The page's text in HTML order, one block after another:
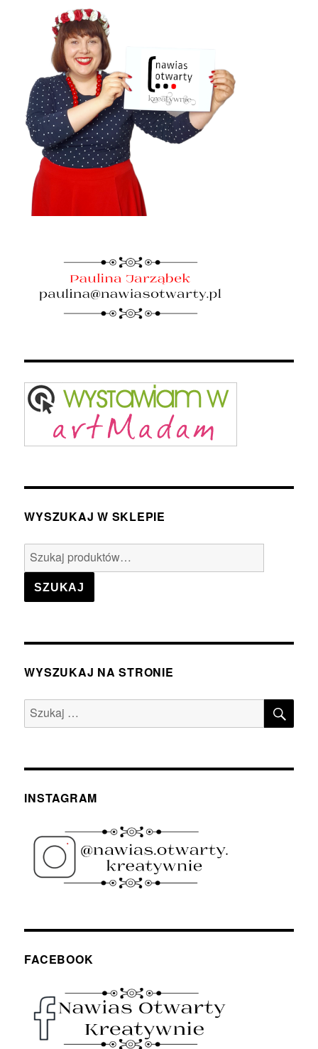
WYSZUKAJ W SKLEPIE
Szukaj:
SZUKAJ
WYSZUKAJ NA STRONIE
Szukaj:
INSTAGRAM
FACEBOOK